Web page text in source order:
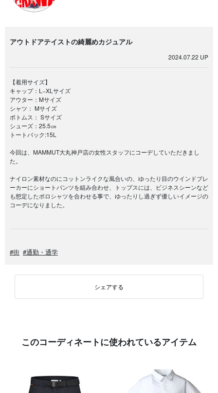
アウトドアテイストの綺麗めカジュアル
2024.07.22 UP
【着用サイズ】
キャップ：L−XLサイズ
アウター：Mサイズ
シャツ： Mサイズ
ボトムス： Sサイズ
シューズ：25.5㎝
トートバック:15L
今回は、MAMMUT大丸神戸店の女性スタッフにコーデしていただきまし
た。
ナイロン素材なのにコットンライクな風合いの、ゆったり目のウインドブレ
ーカーにショートパンツを組み合わせ、トップスには、ビジネスシーンなど
も想定したポロシャツを合わせる事で、ゆったりし過ぎず優しいイメージの
コーデになりました。
#街 #通勤・通学
シェアする
このコーディネートに使われているアイテム